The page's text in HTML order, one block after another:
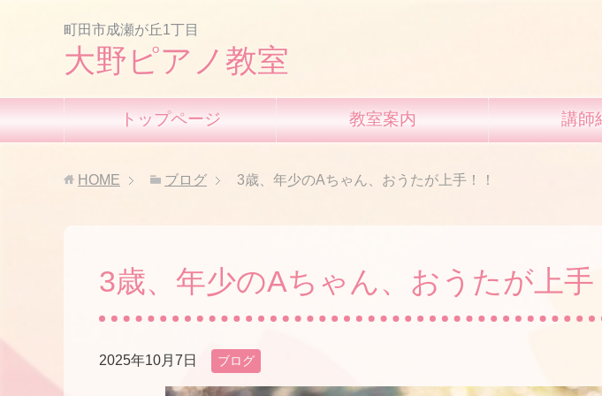
町田市成瀬が丘1丁目
大野ピアノ教室
トップページ 教室案内 講師
HOME ブログ 3歳、年少のAちゃん、おうたが上手！！
3歳、年少のAちゃん、おうたが上手
2025年10月7日 ブログ